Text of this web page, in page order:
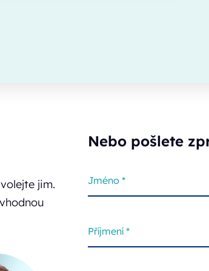
jim.
Nebo pošlete